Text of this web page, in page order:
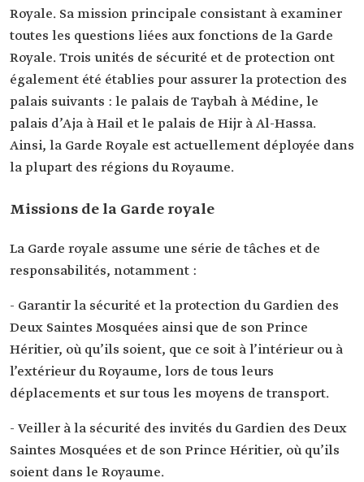
Royale. Sa mission principale consistant à examiner
toutes les questions liées aux fonctions de la Garde
Royale. Trois unités de sécurité et de protection ont
également été établies pour assurer la protection des
palais suivants : le palais de Taybah à Médine, le
palais d’Aja à Hail et le palais de Hijr à Al-Hassa.
Ainsi, la Garde Royale est actuellement déployée dans
la plupart des régions du Royaume.
Missions de la Garde royale
La Garde royale assume une série de tâches et de
responsabilités, notamment :
- Garantir la sécurité et la protection du Gardien des
Deux Saintes Mosquées ainsi que de son Prince
Héritier, où qu’ils soient, que ce soit à l’intérieur ou à
l’extérieur du Royaume, lors de tous leurs
déplacements et sur tous les moyens de transport.
- Veiller à la sécurité des invités du Gardien des Deux
Saintes Mosquées et de son Prince Héritier, où qu’ils
soient dans le Royaume.